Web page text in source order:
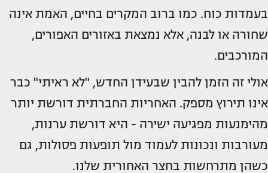
בעמדות כוח. כמו ברוב המקרים בחיים, האמת אינה
שחורה או לבנה, אלא נמצאת באזורים האפורים,
המורכבים.
אולי זה הזמן להבין שבעידן החדש, "לא ראיתי" כבר
אינו תירוץ מספק. האחריות החברתית דורשת יותר
מהימנעות מפגיעה ישירה - היא דורשת ערנות,
מעורבות ונכונות לעמוד מול תופעות פסולות, גם
כשהן מתרחשות בחצר האחורית שלנו.